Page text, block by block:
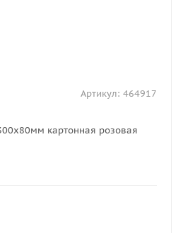
Артикул: 464917
картонная розовая